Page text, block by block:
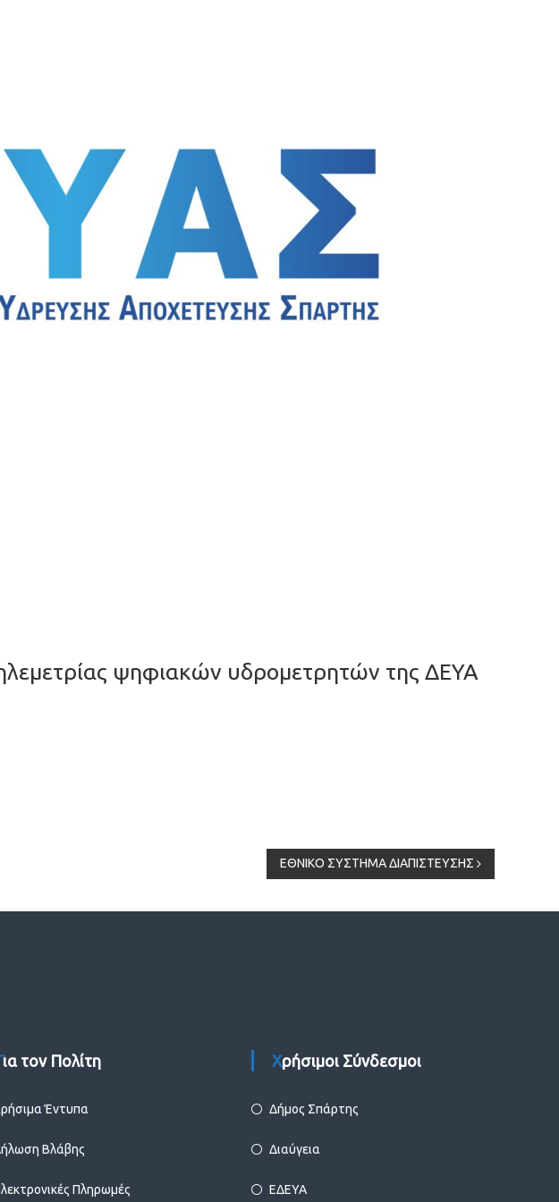
ψηφιακών υδρομετρητών της ΔΕΥΑ
ΕΘΝΙΚΟ ΣΥΣΤΗΜΑ ΔΙΑΠΙΣΤΕΥΣΗΣ
Για τον Πολίτη
Έντυπα
Βλάβης
Πληρωμές
Χρήσιμοι Σύνδεσμοι
Δήμος Σπάρτης
Διαύγεια
ΕΔΕΥΑ